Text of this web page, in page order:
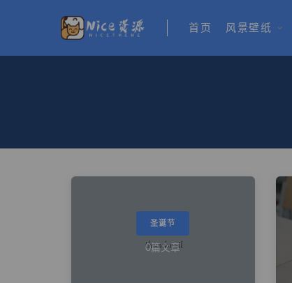
首页 风景壁纸
圣诞节
0篇文章